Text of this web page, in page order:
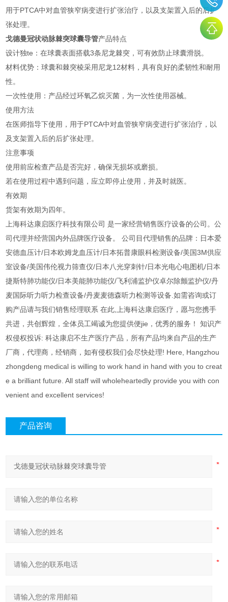
用于PTCA中对血管狭窄病变进行扩张治疗，以及支架置入后的后扩
张处理。
戈德曼冠状动脉棘突球囊导管产品特点
设计独te：在球囊表面搭载3条尼龙棘突，可有效防止球囊滑脱。
材料优势：球囊和棘突棱采用尼龙12材料，具有良好的柔韧性和耐用
性。
一次性使用：产品经过环氧乙烷灭菌，为一次性使用器械。
使用方法
在医师指导下使用，用于PTCA中对血管狭窄病变进行扩张治疗，以
及支架置入后的后扩张处理。
注意事项
使用前应检查产品是否完好，确保无损坏或磨损。
若在使用过程中遇到问题，应立即停止使用，并及时就医。
有效期
货架有效期为四年。
上海科达康启医疗科技有限公司 是一家经营销售医疗设备的公司。公
司代理并经营国内外品牌医疗设备。 公司目代理销售的品牌：日本爱
安德血压计/日本欧姆龙血压计/日本拓普康眼科检测设备/美国3M供应
室设备/美国伟伦视力筛查仪/日本八光穿刺针/日本光电心电图机/日本
捷斯特肺功能仪/日本美能肺功能仪/飞利浦监护仪卓尔除颤监护仪/丹
麦国际听力听力检查设备/丹麦麦德森听力检测等设备.如需咨询或订
购产品请与我们销售经理联系 在此,上海科达康启医疗，愿与您携手
共进，共创辉煌，全体员工竭诚为您提供便jie，优秀的服务！ 知识产
权侵权投诉: 科达康启不生产医疗产品，所有产品均来自产品的生产
厂商，代理商，经销商，如有侵权我们会尽快处理! Here, Hangzhou
zhongdeng medical is willing to work hand in hand with you to creat
e a brilliant future. All staff will wholeheartedly provide you with con
venient and excellent services!
产品咨询